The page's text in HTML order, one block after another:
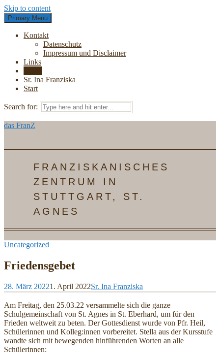
Skip to content
Primary Menu
Kontakt
Datenschutz
Impressum und Disclaimer
Links
Sr. Ina Franziska
Start
Search for:
das FranZ
FRANZISKANISCHES
ZENTRUM IN
STUTTGART, ST.
AGNES
Uncategorized
Friedensgebet
28. März 20221. April 2022Sr. Ina Franziska
Am Freitag, den 25.03.22 versammelte sich die ganze
Schulgemeinschaft von St. Agnes in St. Eberhard, um für den
Frieden weltweit zu beten. Der Gottesdienst wurde von Pfr. Heil,
Schülerinnen und Kolleg:innen vorbereitet. Stella aus der Kursstufe
wandte sich mit bewegenden hinführenden Worten an alle
Schülerinnen: